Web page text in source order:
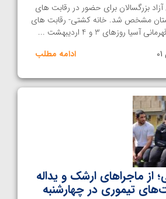
بزرگسالان برای حضور در رقابت های
مشخص شد. خانه کشتی- رقابت های
روزهای 3 و 4 اردیبهشت ...
ادامه مطلب
از ماجراهای ارشک و یداله
تیموری در چهارشنبه